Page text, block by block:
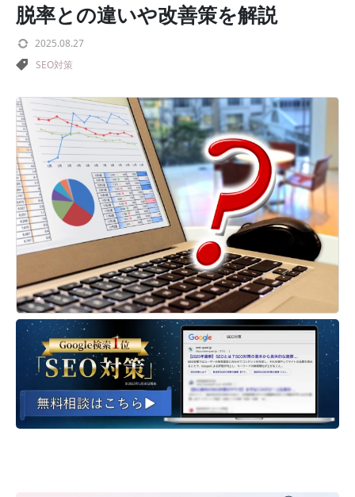
脱率との違いや改善策を解説
2025.08.27
SEO対策